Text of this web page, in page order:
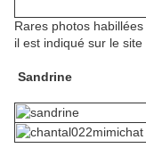
Rares photos
il est indiqué sur le
Sandrine